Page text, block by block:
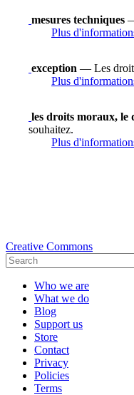
mesures techniques
Plus
exception — Les
Plus
les droits moraux, le
souhaitez.
Plus
Creative Commons
Who we are
What we do
Blog
Support us
Store
Contact
Privacy
Policies
Terms